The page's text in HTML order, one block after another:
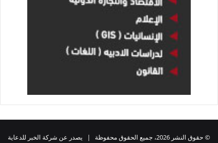
© حقوق النشر 2026، جميع الحقوق محفوظة | يصدر عن شركة الخبر للدعاية